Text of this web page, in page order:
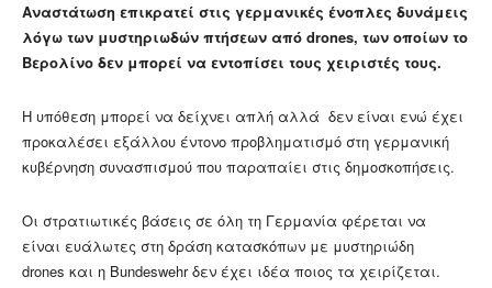
Αναστάτωση επικρατεί στις γερμανικές ένοπλες δυνάμεις
λόγω των μυστηριωδών πτήσεων από drones, των οποίων το
Βερολίνο δεν μπορεί να εντοπίσει τους χειριστές τους.
Η υπόθεση μπορεί να δείχνει απλή αλλά δεν είναι ενώ έχει
προκαλέσει εξάλλου έντονο προβληματισμό στη γερμανική
κυβέρνηση συνασπισμού που παραπαίει στις δημοσκοπήσεις.
Οι στρατιωτικές βάσεις σε όλη τη Γερμανία φέρεται να
είναι ευάλωτες στη δράση κατασκόπων με μυστηριώδη
drones και η Bundeswehr δεν έχει ιδέα ποιος τα χειρίζεται.